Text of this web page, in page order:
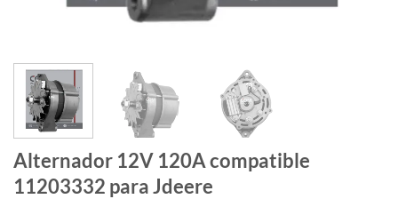
Alternador 12V 120A compatible
11203332 para Jdeere